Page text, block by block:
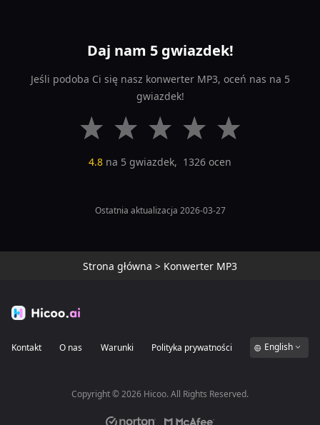
Daj nam 5 gwiazdek!
Jeśli podoba Ci się nasz konwerter MP3, oceń nas na 5
gwiazdek!
4.8 na 5 gwiazdek, 1326 ocen
Ostatnia aktualizacja 2026-03-27
Strona główna > Konwerter MP3
Kontakt O nas Warunki Polityka prywatności English
Copyright ©2026 Hicoo. All Rights Reserved.